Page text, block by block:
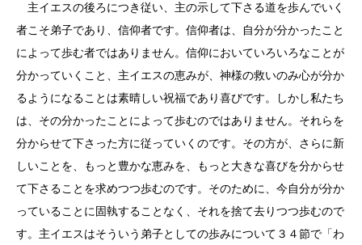
主イエスの後ろにつき従い、主の示して下さる道を歩んでいく
者こそ弟子であり、信仰者です。信仰者は、自分が分かったこと
によって歩む者ではありません。信仰においていろいろなことが
分かっていくこと、主イエスの恵みが、神様の救いのみ心が分か
るようになることは素晴しい祝福であり喜びです。しかし私たち
は、その分かったことによって歩むのではありません。それらを
分からせて下さった方に従っていくのです。その方が、さらに新
しいことを、もっと豊かな恵みを、もっと大きな喜びを分からせ
て下さることを求めつつ歩むのです。そのために、今自分が分か
っていることに固執することなく、それを捨て去りつつ歩むので
す。主イエスはそういう弟子としての歩みについて３４節で「わ